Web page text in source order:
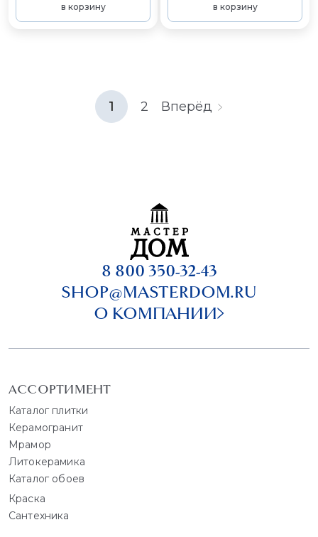
в корзину в корзину
1 2 Вперёд
8 800 350-32-43
SHOP@MASTERDOM.RU
О КОМПАНИИ
АССОРТИМЕНТ
Каталог плитки
Керамогранит
Мрамор
Литокерамика
Каталог обоев
Краска
Сантехника